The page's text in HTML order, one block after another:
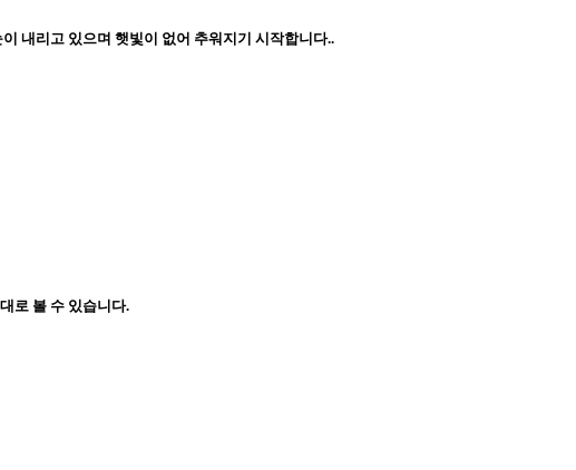
내리고 있으며 햇빛이 없어 추워지기 시작합니다..
로 볼 수 있습니다.